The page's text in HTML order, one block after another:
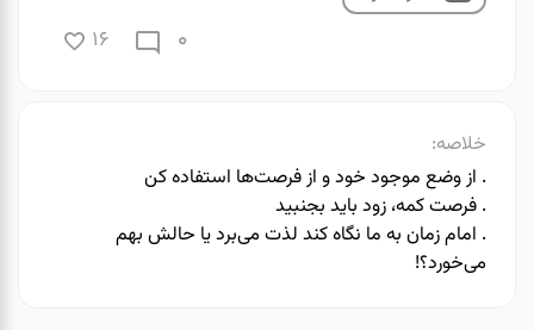
خلاصه:
. از وضع موجود خود و از فرصت‌ها استفاده کن
. فرصت کمه، زود باید بجنبید
. ️امام زمان به ما نگاه کند لذت می‌برد یا حالش بهم
می‌خورد؟!
0
16